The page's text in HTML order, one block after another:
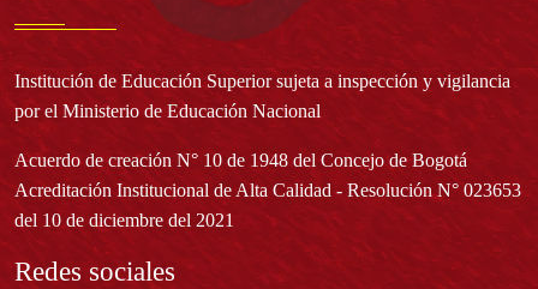
Institución de Educación Superior sujeta a inspección y vigilancia
por el Ministerio de Educación Nacional
Acuerdo de creación N° 10 de 1948 del Concejo de Bogotá
Acreditación Institucional de Alta Calidad - Resolución N° 023653
del 10 de diciembre del 2021
Redes sociales